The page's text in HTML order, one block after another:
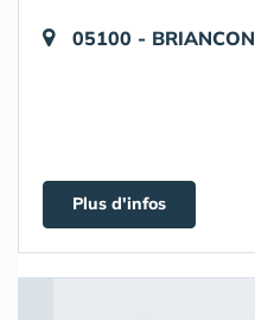
05100 - BRIANCON
Plus d'infos